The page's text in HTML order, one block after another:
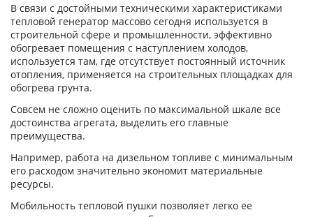
В связи с достойными техническими характеристиками
тепловой генератор массово сегодня используется в
строительной сфере и промышленности, эффективно
обогревает помещения с наступлением холодов,
используется там, где отсутствует постоянный источник
отопления, применяется на строительных площадках для
обогрева грунта.
Совсем не сложно оценить по максимальной шкале все
достоинства агрегата, выделить его главные
преимущества.
Например, работа на дизельном топливе с минимальным
его расходом значительно экономит материальные
ресурсы.
Мобильность тепловой пушки позволяет легко ее